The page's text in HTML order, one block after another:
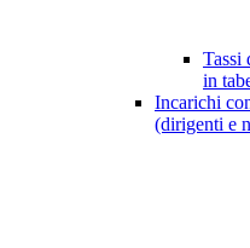
Tassi
in
Incarichi
(dirigenti e